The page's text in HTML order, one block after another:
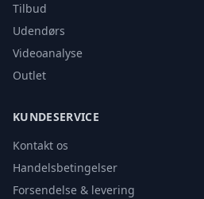
Tilbud
Udendørs
Videoanalyse
Outlet
KUNDESERVICE
Kontakt os
Handelsbetingelser
Forsendelse & levering